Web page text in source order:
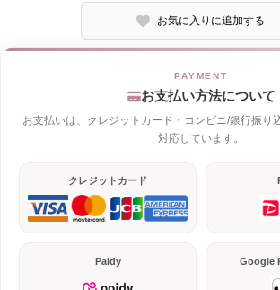
お気に入りに追加する
お支払い方法について
お支払いは、クレジットカード・コンビニ/銀行振り
対応しています。
クレジットカード
Paidy Google